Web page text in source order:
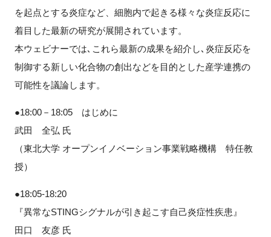
を起点とする炎症など、細胞内で起きる様々な炎症反応に
着目した最新の研究が展開されています。
本ウェビナーでは､これら最新の成果を紹介し､炎症反応を
制御する新しい化合物の創出などを目的とした産学連携の
可能性を議論します。
●18:00－18:05 はじめに
武田 全弘 氏
（東北大学 オープンイノベーション事業戦略機構 特任教
授）
●18:05-18:20
『異常なSTINGシグナルが引き起こす自己炎症性疾患』
田口 友彦 氏